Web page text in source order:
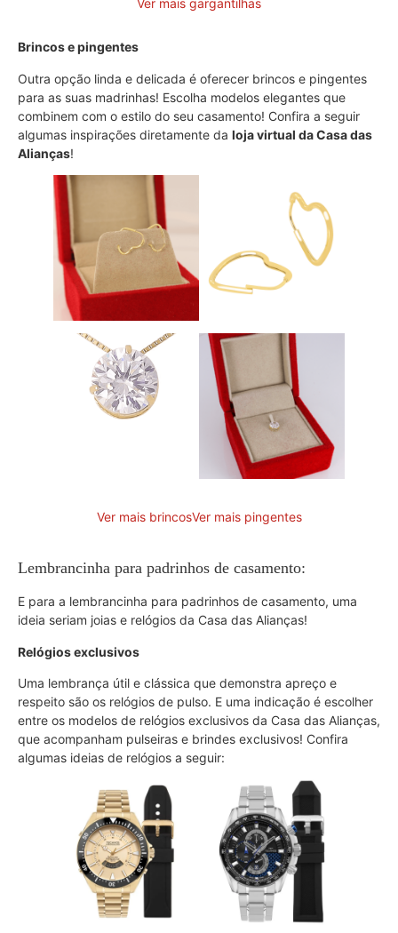
Ver mais gargantilhas
Brincos e pingentes
Outra opção linda e delicada é oferecer brincos e pingentes
para as suas madrinhas! Escolha modelos elegantes que
combinem com o estilo do seu casamento! Confira a seguir
algumas inspirações diretamente da loja virtual da Casa das
Alianças!
Ver mais brincosVer mais pingentes
Lembrancinha para padrinhos de casamento:
E para a lembrancinha para padrinhos de casamento, uma
ideia seriam joias e relógios da Casa das Alianças!
Relógios exclusivos
Uma lembrança útil e clássica que demonstra apreço e
respeito são os relógios de pulso. E uma indicação é escolher
entre os modelos de relógios exclusivos da Casa das Alianças,
que acompanham pulseiras e brindes exclusivos! Confira
algumas ideias de relógios a seguir: